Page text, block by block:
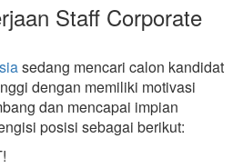
Staff Corporate
sedang mencari calon kandidat
dengan memiliki motivasi
dan mencapai impian
posisi sebagai berikut: